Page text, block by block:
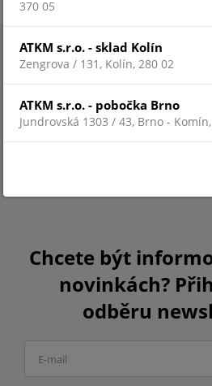
Chcete být
novinkách?
odběru
370 05
ATKM s.r.o. - sklad Kolín
Zengrova / 131, Kolín, 280 02
ATKM s.r.o. - pobočka Brno
Jundrovská 1303 / 43, Brno -